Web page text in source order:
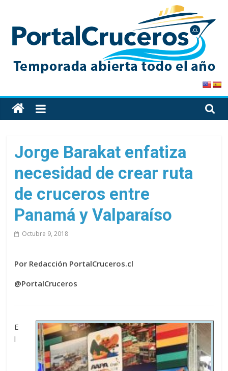
content
PortalCruceros
Toda
la
cruceros
en
un
solo
sitio
Jorge Barakat enfatiza
necesidad de crear ruta
de cruceros entre
Panamá y Valparaíso
Octubre 9, 2018
Por Redacción PortalCruceros.cl
@PortalCruceros
E
l